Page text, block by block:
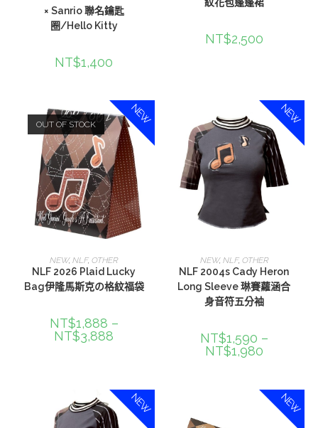
× Sanrio 聯名鑰匙
圈/Hello Kitty
NT$1,400
NT$2,500
NEW
OUT OF STOCK
選擇規格
NEW,NLF,OTHER
NLF 2026 Plaid Lucky
Bag伊隆馬斯克の格紋福袋
NT$1,888 –
NT$3,888
NEW
選擇規格
NEW, NLF, OTHER
NLF 2004s Cady Heron
Long Sleeve 琳賽蘿涵合
身音符五分袖
NT$1,590 –
NT$1,980
NEW NEW